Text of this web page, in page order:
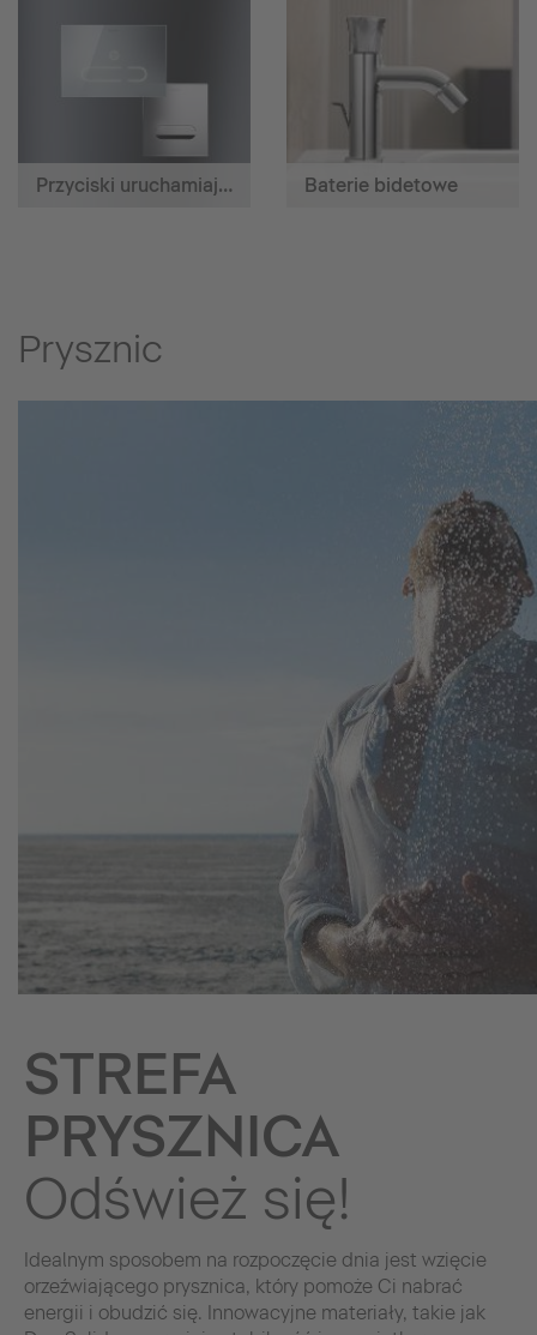
Przyciski uruchamiające Baterie bidetowe
Prysznic
STREFA
PRYSZNICA
Odśwież się!
Idealnym sposobem na rozpoczęcie dnia jest wzięcie
orzeźwiającego prysznica, który pomoże Ci nabrać
energii i obudzić się. Innowacyjne materiały, takie jak